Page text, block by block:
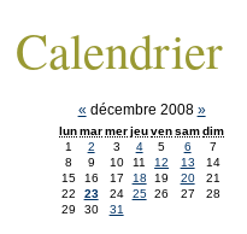
Calendrier
« décembre 2008 »
lunmarmerjeuvensamdim
1
2 3 4 5 6
7
8
9 10 11 12 13
14
15
16 17 18 19 20
21
22
23 24 25 26 27
28
29
30 31